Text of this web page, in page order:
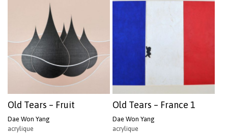
Old Tears – Fruit
Dae Won Yang
acrylique
Old Tears – France 1
Dae Won Yang
acrylique